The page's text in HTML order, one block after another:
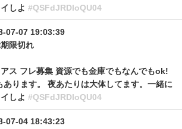
しよ #QSFdJRDloQU04
07-07 19:03:39
限切れ
ス フレ募集 資源でも金庫でもなんでもok!
あります。 夜あたりは大体してます。一緒に
しよ #QSFdJRDloQU04
07-04 18:43:23